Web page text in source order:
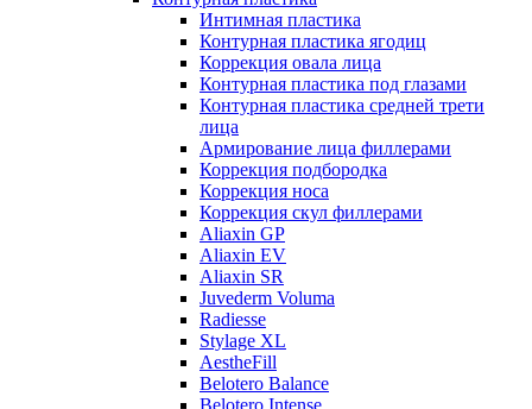
Интимная пластика
Контурная пластика ягодиц
Коррекция овала лица
Контурная пластика под глазами
Контурная пластика средней трети
лица
Армирование лица филлерами
Коррекция подбородка
Коррекция носа
Коррекция скул филлерами
Aliaxin GP
Aliaxin EV
Aliaxin SR
Juvederm Voluma
Radiesse
Stylage XL
AestheFill
Belotero Balance
Belotero Intense